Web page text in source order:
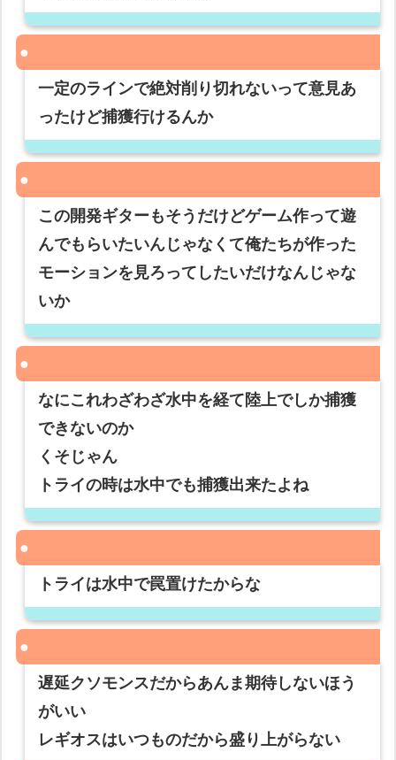
一定のラインで絶対削り切れないって意見あ
ったけど捕獲行けるんか
この開発ギターもそうだけどゲーム作って遊
んでもらいたいんじゃなくて俺たちが作った
モーションを見ろってしたいだけなんじゃな
いか
なにこれわざわざ水中を経て陸上でしか捕獲
できないのか
くそじゃん
トライの時は水中でも捕獲出来たよね
トライは水中で罠置けたからな
遅延クソモンスだからあんま期待しないほう
がいい
レギオスはいつものだから盛り上がらない